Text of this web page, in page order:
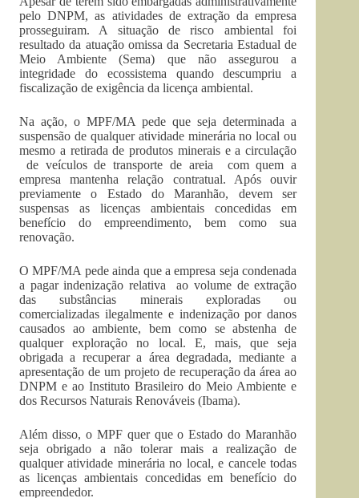
pelo DNPM, as atividades de extração da empresa
prosseguiram. A situação de risco ambiental foi
resultado da atuação omissa da Secretaria Estadual de
Meio Ambiente (Sema) que não assegurou a
integridade do ecossistema quando descumpriu a
fiscalização de exigência da licença ambiental.
Na ação, o MPF/MA pede que seja determinada a
suspensão de qualquer atividade minerária no local ou
mesmo a retirada de produtos minerais e a circulação
de veículos de transporte de areia com quem a
empresa mantenha relação contratual. Após ouvir
previamente o Estado do Maranhão, devem ser
suspensas as licenças ambientais concedidas em
benefício do empreendimento, bem como sua
renovação.
O MPF/MA pede ainda que a empresa seja condenada
a pagar indenização relativa ao volume de extração
das substâncias minerais exploradas ou
comercializadas ilegalmente e indenização por danos
causados ao ambiente, bem como se abstenha de
qualquer exploração no local. E, mais, que seja
obrigada a recuperar a área degradada, mediante a
apresentação de um projeto de recuperação da área ao
DNPM e ao Instituto Brasileiro do Meio Ambiente e
dos Recursos Naturais Renováveis (Ibama).
Além disso, o MPF quer que o Estado do Maranhão
seja obrigado a não tolerar mais a realização de
qualquer atividade minerária no local, e cancele todas
as licenças ambientais concedidas em benefício do
empreendedor.